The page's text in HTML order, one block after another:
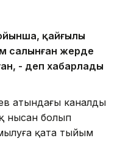
қайғылы
салынған жерде
- деп хабарлады
атындағы каналдың
нысан болып
қатаң тыйым